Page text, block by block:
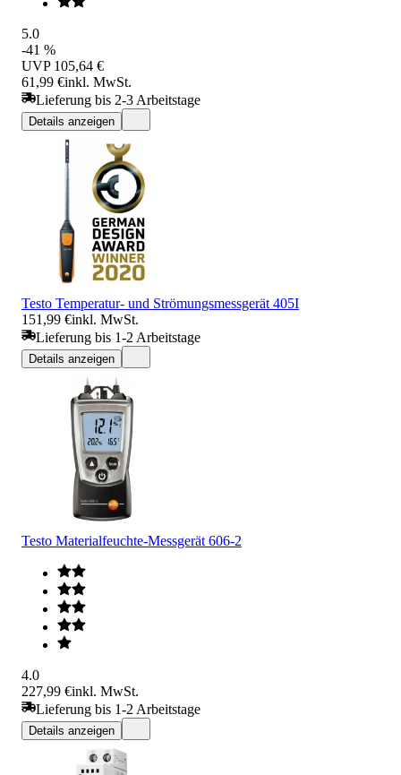
5.0
-41 %
UVP 105,64 €
61,99 €inkl. MwSt.
Lieferung bis 2-3 Arbeitstage
Details anzeigen
Testo Temperatur- und Strömungsmessgerät 405I
151,99 €inkl. MwSt.
Lieferung bis 1-2 Arbeitstage
Details anzeigen
Testo Materialfeuchte-Messgerät 606-2
4.0
227,99 €inkl. MwSt.
Lieferung bis 1-2 Arbeitstage
Details anzeigen